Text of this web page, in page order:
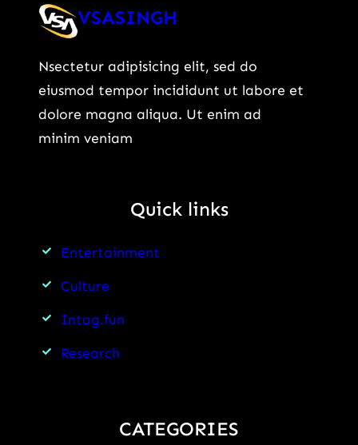
VSASINGH
Nsectetur adipisicing elit, sed do
eiusmod tempor incididunt ut labore et
dolore magna aliqua. Ut enim ad
minim veniam
Quick links
Entertainment
Culture
Intag.fun
Research
CATEGORIES